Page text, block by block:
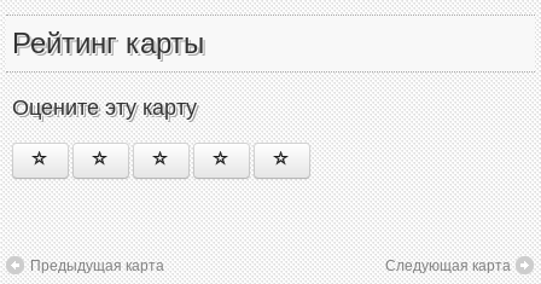
Рейтинг карты
Оцените эту карту
Предыдущая карта Следующая карта